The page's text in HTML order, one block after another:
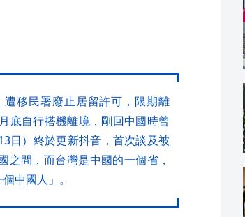
移民署廢止居留許可，限期離
底自行搭機離境，剛回中國時曾
日）終於更新抖音，首次談及被
之間，而台灣是中國的一個省，
中國人」。